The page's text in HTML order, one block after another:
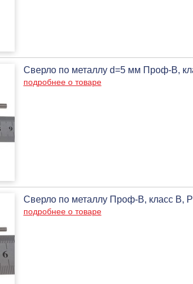
Сверло по металлу d=5 мм Проф-В,
подробнее о товаре
Сверло по металлу Проф-В, класс
подробнее о товаре